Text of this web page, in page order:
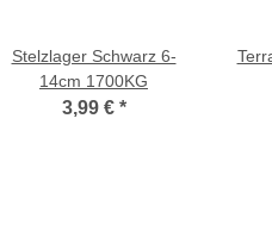
Stelzlager Schwarz 6-
14cm 1700KG
3,99 € *